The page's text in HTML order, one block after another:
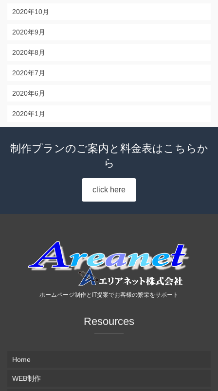
2020年10月
2020年9月
2020年8月
2020年7月
2020年6月
2020年1月
制作プランのご案内と料金表はこちらか
ら
click here
ホームページ制作とIT提案でお客様の繁栄をサポート
Resources
Home
WEB制作